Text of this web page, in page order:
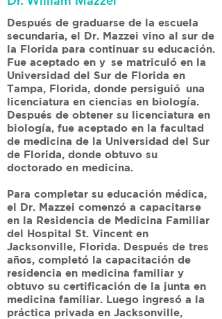
Después de graduarse de la escuela
secundaria, el Dr. Mazzei vino al sur de
la Florida para continuar su educación.
Fue aceptado en y se matriculó en la
Universidad del Sur de Florida en
Tampa, Florida, donde persiguió una
licenciatura en ciencias en biología.
Después de obtener su licenciatura en
biología, fue aceptado en la facultad
de medicina de la Universidad del Sur
de Florida, donde obtuvo su
doctorado en medicina.
Para completar su educación médica,
el Dr. Mazzei comenzó a capacitarse
en la Residencia de Medicina Familiar
del Hospital St. Vincent en
Jacksonville, Florida. Después de tres
años, completó la capacitación de
residencia en medicina familiar y
obtuvo su certificación de la junta en
medicina familiar. Luego ingresó a la
práctica privada en Jacksonville,